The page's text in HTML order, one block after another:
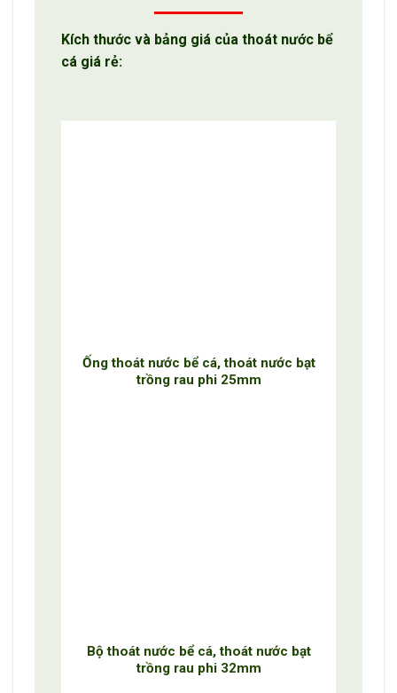
Kích thước và bảng giá của thoát nước bể
cá giá rẻ:
Ống thoát nước bể cá, thoát nước bạt
trồng rau phi 25mm
Bộ thoát nước bể cá, thoát nước bạt
trồng rau phi 32mm